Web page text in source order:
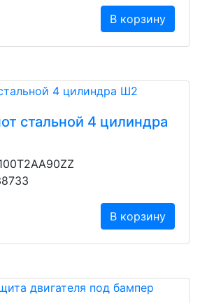
В корзину
стальной 4 цилиндра
В корзину